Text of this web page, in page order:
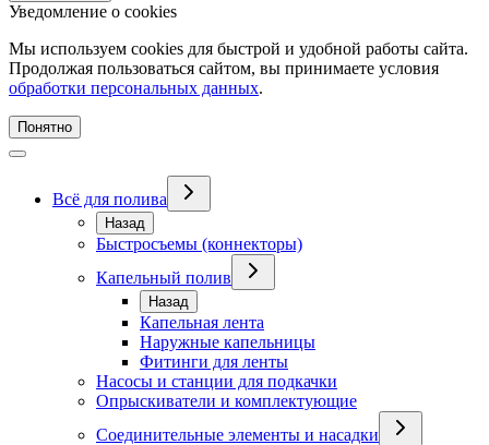
Уведомление о cookies
Мы используем cookies для быстрой и удобной работы сайта.
Продолжая пользоваться сайтом, вы принимаете условия
обработки персональных данных.
Понятно
Всё для полива
Назад
Быстросъемы (коннекторы)
Капельный полив
Назад
Капельная лента
Наружные капельницы
Фитинги для ленты
Насосы и станции для подкачки
Опрыскиватели и комплектующие
Соединительные элементы и насадки